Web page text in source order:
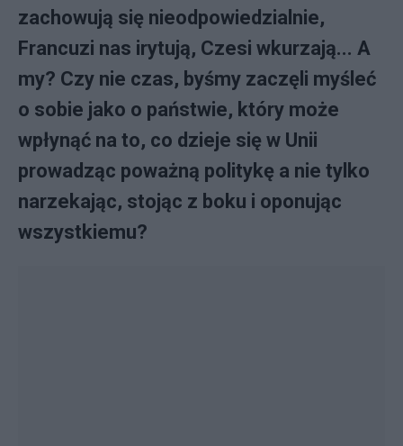
zachowują się nieodpowiedzialnie,
Francuzi nas irytują, Czesi wkurzają... A
my? Czy nie czas, byśmy zaczęli myśleć
o sobie jako o państwie, który może
wpłynąć na to, co dzieje się w Unii
prowadząc poważną politykę a nie tylko
narzekając, stojąc z boku i oponując
wszystkiemu?